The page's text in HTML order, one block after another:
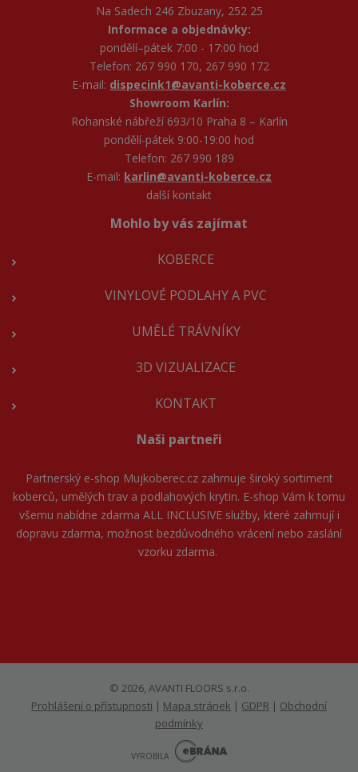
Na Sadech 246 Zbuzany, 252 25
Informace a objednávky:
pondělí–pátek 7:00 - 17:00 hod
Telefon: 267 990 170, 267 990 172
E-mail: dispecink1@avanti-koberce.cz
Showroom Karlín:
Rohanské nábřeží 693/10 Praha 8 – Karlín
pondělí-pátek 9:00-19:00 hod
Telefon: 267 990 189
E-mail: karlin@avanti-koberce.cz
další kontakt
Mohlo by vás zajímat
KOBERCE
VINYLOVÉ PODLAHY A PVC
UMĚLÉ TRÁVNÍKY
3D VIZUALIZACE
KONTAKT
Naši partneři
Partnerský e-shop Mujkoberec.czzahrnuje široký sortiment
koberců, umělých trav a podlahových krytin. E-shop Vám k tomu
všemu nabídne zdarma ALL INCLUSIVE služby, které zahrnují i
dopravu zdarma, možnost bezdůvodného vrácení nebo zaslání
vzorku zdarma.
© 2026, AVANTI FLOORS s.r.o.
Prohlášení o přístupnosti | Mapa stránek | GDPR | Obchodní
podmínky
VYROBILA
B